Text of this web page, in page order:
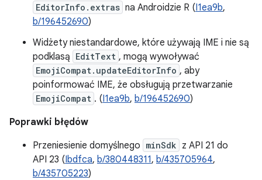
EditorInfo.extras na Androidzie R (I1ea9b,
b/196452690)
Widżety niestandardowe, które używają IME i nie są
podklasą EditText , mogą wywoływać
EmojiCompat.updateEditorInfo , aby
poinformować IME, że obsługują przetwarzanie
EmojiCompat . (I1ea9b, b/196452690)
Poprawki błędów
Przeniesienie domyślnego minSdk z API 21 do
API 23 (Ibdfca, b/380448311, b/435705964,
b/435705223)